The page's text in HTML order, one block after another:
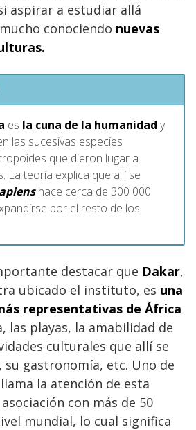
aspirar a estudiar allá
conociendo nuevas
es la cuna de la humanidad y
las sucesivas especies
que dieron lugar a
La teoría explica que allí se
hace cerca de 300 000
por el resto de los
destacar que Dakar,
ubicado el instituto, es una
representativas de África
las playas, la amabilidad de
culturales que allí se
gastronomía, etc. Uno de
la atención de esta
con más de 50
mundial, lo cual significa